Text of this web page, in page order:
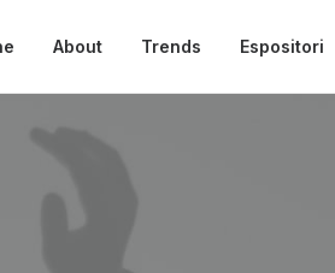
About Trends Espositori